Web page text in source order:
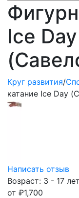
Ice Day
Круг развития/
катание Ice Day
Написать отзыв
Возраст: 3 - 17 лет
от ₽1,700